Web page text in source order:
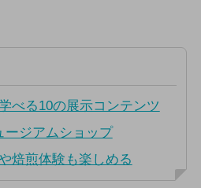
べる10の展示コンテンツ
ージアムショップ
焙煎体験も楽しめる